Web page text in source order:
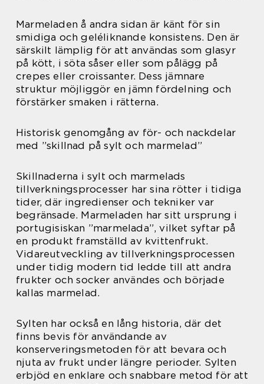
Marmeladen å andra sidan är känt för sin
smidiga och geléliknande konsistens. Den är
särskilt lämplig för att användas som glasyr
på kött, i söta såser eller som pålägg på
crepes eller croissanter. Dess jämnare
struktur möjliggör en jämn fördelning och
förstärker smaken i rätterna.
Historisk genomgång av för- och nackdelar
med ”skillnad på sylt och marmelad”
Skillnaderna i sylt och marmelads
tillverkningsprocesser har sina rötter i tidiga
tider, där ingredienser och tekniker var
begränsade. Marmeladen har sitt ursprung i
portugisiskan ”marmelada”, vilket syftar på
en produkt framställd av kvittenfrukt.
Vidareutveckling av tillverkningsprocessen
under tidig modern tid ledde till att andra
frukter och socker användes och började
kallas marmelad.
Sylten har också en lång historia, där det
finns bevis för användande av
konserveringsmetoden för att bevara och
njuta av frukt under längre perioder. Sylten
erbjöd en enklare och snabbare metod för att